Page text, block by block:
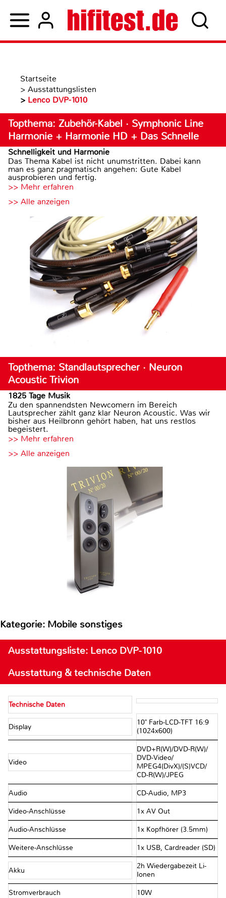
Startseite
> Ausstattungslisten
> Lenco DVP-1010
Topthema: Zubehör-Kabel · Symphonic Line
Harmonie + Harmonie HD + Das Schnelle
Schnelligkeit und Harmonie
Das Thema Kabel ist nicht unumstritten. Dabei kann
man es ganz pragmatisch angehen: Gute Kabel
ausprobieren und fertig.
>> Mehr erfahren
>> Alle anzeigen
Topthema: Standlautsprecher · Neuron
Acoustic Trivion
1825 Tage Musik
Zu den spannendsten Newcomern im Bereich
Lautsprecher zählt ganz klar Neuron Acoustic. Was wir
bisher aus Heilbronn gehört haben, hat uns restlos
begeistert.
>> Mehr erfahren
>> Alle anzeigen
Kategorie: Mobile sonstiges
Ausstattungsliste: Lenco DVP-1010
Ausstattung & technische Daten
Technische Daten
Display
10" Farb-LCD-TFT 16:9
(1024x600)
Video
DVD+R(W)/​DVD-R(W)/​
DVD-Video/​
MPEG4(DivX)/​(S)VCD/​
CD-R(W)/​JPEG
Audio CD-Audio, MP3
Video-Anschlüsse 1x AV Out
Audio-Anschlüsse 1x Kopfhörer (3.5mm)
Weitere-Anschlüsse 1x USB, Cardreader (SD)
Akku
2h Wiedergabezeit Li-
Ionen
Stromverbrauch 10W